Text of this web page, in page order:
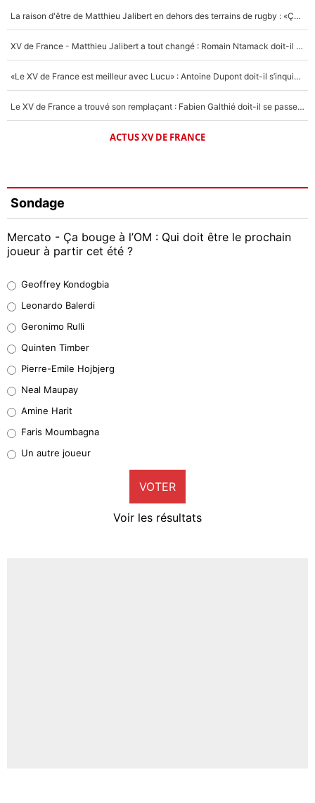
La raison d'être de Matthieu Jalibert en dehors des terrains de rugby : «Ça m'atteint autant que si tu touches à un membre de ma famille»
XV de France - Matthieu Jalibert a tout changé : Romain Ntamack doit-il s’inquiéter pour sa place à un an de la Coupe du monde ?
«Le XV de France est meilleur avec Lucu» : Antoine Dupont doit-il s’inquiéter pour sa place ?
Le XV de France a trouvé son remplaçant : Fabien Galthié doit-il se passer d'Antoine Dupont ?
ACTUS XV DE FRANCE
Sondage
Mercato - Ça bouge à l’OM : Qui doit être le prochain
joueur à partir cet été ?
38%
32%
5%
1%
9%
Geoffrey Kondogbia
Leonardo Balerdi
Geronimo Rulli
Quinten Timber
Pierre-Emile Hojbjerg
Neal Maupay
Amine Harit
Faris Moumbagna
Un autre joueur
VOTER
Voir les résultats